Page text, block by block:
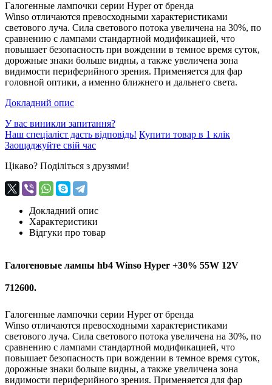
Галогенные лампочки серии Hyper от бренда
Winso отличаются превосходными характеристиками
светового луча. Сила светового потока увеличена на 30%, по
сравнению с лампами стандартной модификацией, что
повышает безопасность при вождении в темное время суток,
дорожные знаки больше видны, а также увеличена зона
видимости периферийного зрения. Применяется для фар
головной оптики, а именно ближнего и дальнего света.
Докладний опис
У вас виникли запитання?
Наш спеціаліст дасть відповідь! Купити товар в 1 клік
Заощаджуйте свій час
Цікаво? Поділіться з друзями!
Докладний опис
Характеристики
Відгуки про товар
Галогеновые лампы hb4 Winso Hyper +30% 55W 12V
712600.
Галогенные лампочки серии Hyper от бренда
Winso отличаются превосходными характеристиками
светового луча. Сила светового потока увеличена на 30%, по
сравнению с лампами стандартной модификацией, что
повышает безопасность при вождении в темное время суток,
дорожные знаки больше видны, а также увеличена зона
видимости периферийного зрения. Применяется для фар